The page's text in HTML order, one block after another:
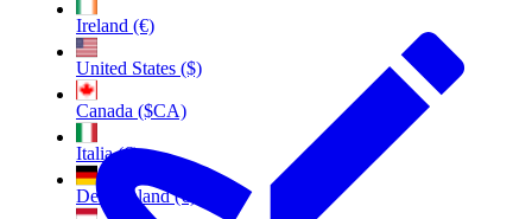
Ireland (€)
United States ($)
Canada ($CA)
Italia (€)
Deutschland (€)